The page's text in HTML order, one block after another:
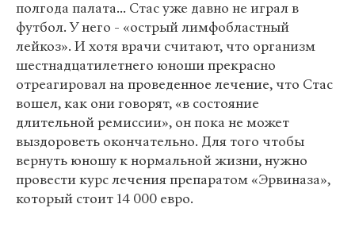
полгода палата... Стас уже давно не играл в
футбол. У него - «острый лимфобластный
лейкоз». И хотя врачи считают, что организм
шестнадцатилетнего юноши прекрасно
отреагировал на проведенное лечение, что Стас
вошел, как они говорят, «в состояние
длительной ремиссии», он пока не может
выздороветь окончательно. Для того чтобы
вернуть юношу к нормальной жизни, нужно
провести курс лечения препаратом «Эрвиназа»,
который стоит 14 000 евро.